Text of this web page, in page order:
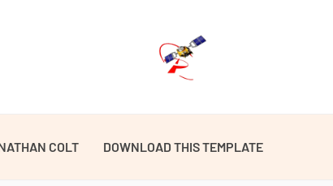
COLT DOWNLOAD THIS TEMPLATE